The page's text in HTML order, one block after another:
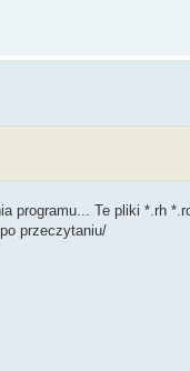
programu... Te pliki *.rh
przeczytaniu/